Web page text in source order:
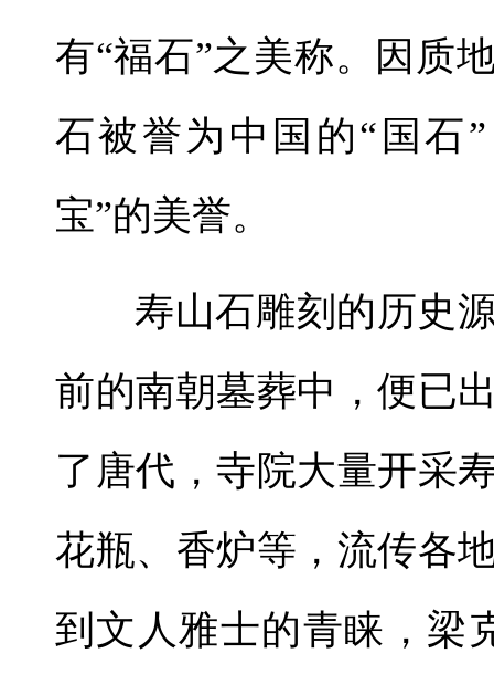
有“福石”之美称。因质
石被誉为中国的“国石
宝”的美誉。
寿山石雕刻的历史
前的南朝墓葬中，便已
了唐代，寺院大量开采
花瓶、香炉等，流传各
到文人雅士的青睐，梁